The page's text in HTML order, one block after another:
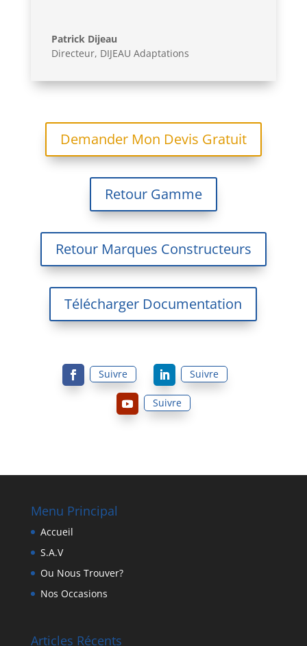
Patrick Dijeau
Directeur, DIJEAU Adaptations
Demander Mon Devis Gratuit
Retour Gamme
Retour Marques Constructeurs
Télécharger Documentation
Suivre Suivre
Suivre
Menu Principal
Accueil
S.A.V
Ou Nous Trouver?
Nos Occasions
Articles Récents